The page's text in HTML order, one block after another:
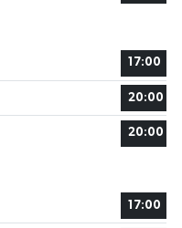
17:00
20:00
20:00
17:00